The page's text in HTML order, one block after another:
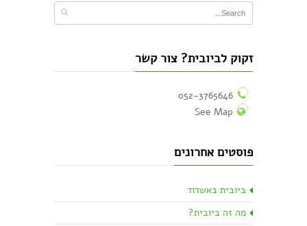
זקוק לביובית? צור קשר
052-3765646
See Map
פוסטים אחרונים
ביובית באשדוד
מה זה ביובית?